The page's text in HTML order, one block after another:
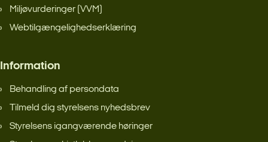
Miljøvurderinger (VVM)
Webtilgængelighedserklæring
Information
Behandling af persondata
Tilmeld dig styrelsens nyhedsbrev
Styrelsens igangværende høringer